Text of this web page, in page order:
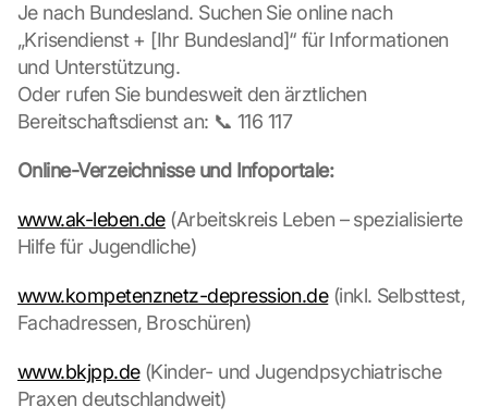
Je nach Bundesland. Suchen Sie online nach
„Krisendienst + [Ihr Bundesland]“ für Informationen
und Unterstützung.
Oder rufen Sie bundesweit den ärztlichen
Bereitschaftsdienst an: 📞 116 117
Online-Verzeichnisse und Infoportale:
www.ak-leben.de (Arbeitskreis Leben – spezialisierte
Hilfe für Jugendliche)
www.kompetenznetz-depression.de (inkl. Selbsttest,
Fachadressen, Broschüren)
www.bkjpp.de (Kinder- und Jugendpsychiatrische
Praxen deutschlandweit)
n
g
n
t
h
s
r
o
c
t
o
n